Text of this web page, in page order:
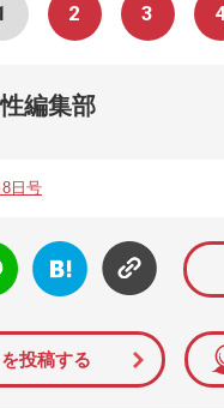
2 3
編集部
ラブル”」報道をスクープ。
日号
はてな
ブック
マーク
投稿する